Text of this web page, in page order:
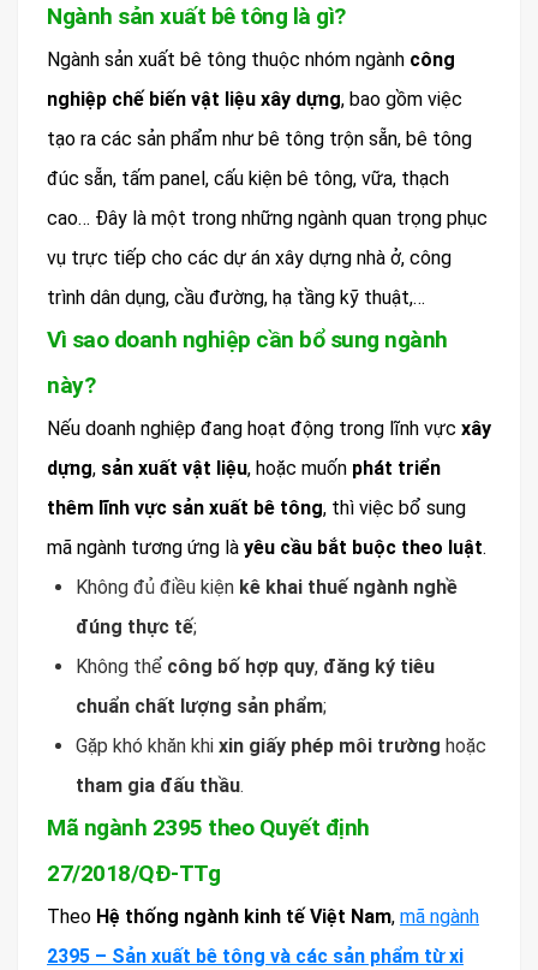
Ngành sản xuất bê tông là gì?
Ngành sản xuất bê tông thuộc nhóm ngành công
nghiệp chế biến vật liệu xây dựng, bao gồm việc
tạo ra các sản phẩm như bê tông trộn sẵn, bê tông
đúc sẵn, tấm panel, cấu kiện bê tông, vữa, thạch
cao… Đây là một trong những ngành quan trọng phục
vụ trực tiếp cho các dự án xây dựng nhà ở, công
trình dân dụng, cầu đường, hạ tầng kỹ thuật,…
Vì sao doanh nghiệp cần bổ sung ngành
này?
Nếu doanh nghiệp đang hoạt động trong lĩnh vực xây
dựng, sản xuất vật liệu, hoặc muốn phát triển
thêm lĩnh vực sản xuất bê tông, thì việc bổ sung
mã ngành tương ứng là yêu cầu bắt buộc theo luật.
Không đủ điều kiện kê khai thuế ngành nghề
đúng thực tế;
Không thể công bố hợp quy, đăng ký tiêu
chuẩn chất lượng sản phẩm;
Gặp khó khăn khi xin giấy phép môi trường hoặc
tham gia đấu thầu.
Mã ngành 2395 theo Quyết định
27/2018/QĐ-TTg
Theo Hệ thống ngành kinh tế Việt Nam, mã ngành
2395 – Sản xuất bê tông và các sản phẩm từ xi